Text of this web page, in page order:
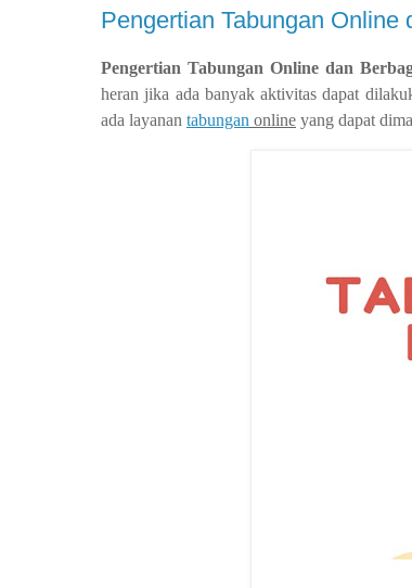
Pengertian Tabungan
PengertianTabungan Online dan
heran jika ada banyak aktivitas dapat
ada layanan tabungan online yang dapat